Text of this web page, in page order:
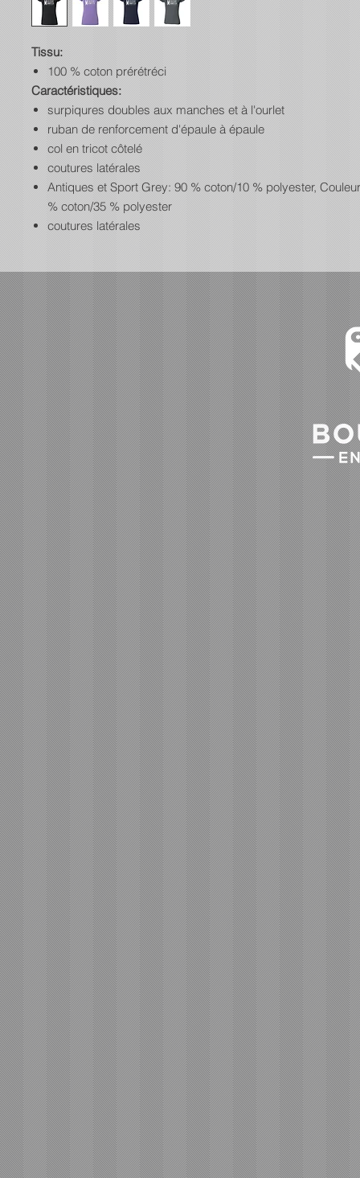
Tissu:
100 % coton prérétréci
Caractéristiques:
surpiqures doubles aux manches et à l'ourlet
ruban de renforcement d'épaule à épaule
col en tricot côtelé
coutures latérales
Antiques et Sport Grey: 90 % coton/10 % polyester,
% coton/35 % polyester
coutures latérales